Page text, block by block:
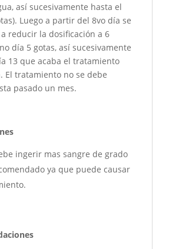
así sucesivamente hasta el
Luego a partir del 8vo día se
reducir la dosificación a 6
día 5 gotas, así sucesivamente
13 que acaba el tratamiento
El tratamiento no se debe
pasado un mes.
ingerir mas sangre de grado
ya que puede causar